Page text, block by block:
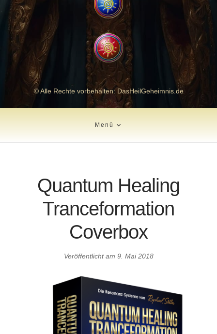
© Alle Rechte vorbehalten: DasHeilGeheimnis.de
Menü
Quantum Healing
Tranceformation
Coverbox
Veröffentlicht am 9. Mai 2018